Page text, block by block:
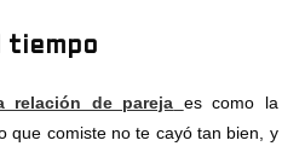
tiempo
relación de pareja es como la
que comiste no te cayó tan bien, y